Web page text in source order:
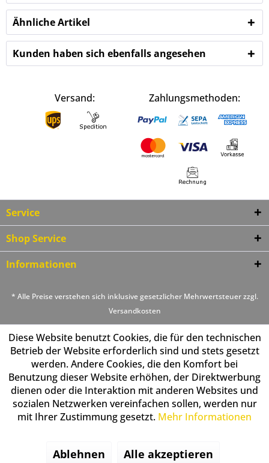
Ähnliche Artikel
Kunden haben sich ebenfalls angesehen
Versand: Zahlungsmethoden:
Service
Shop Service
Informationen
* Alle Preise verstehen sich inklusive gesetzlicher Mehrwertsteuer zzgl.
Versandkosten
Diese Website benutzt Cookies, die für den technischen
Betrieb der Website erforderlich sind und stets gesetzt
werden. Andere Cookies, die den Komfort bei
Benutzung dieser Website erhöhen, der Direktwerbung
dienen oder die Interaktion mit anderen Websites und
sozialen Netzwerken vereinfachen sollen, werden nur
mit Ihrer Zustimmung gesetzt. Mehr Informationen
Ablehnen Alle akzeptieren